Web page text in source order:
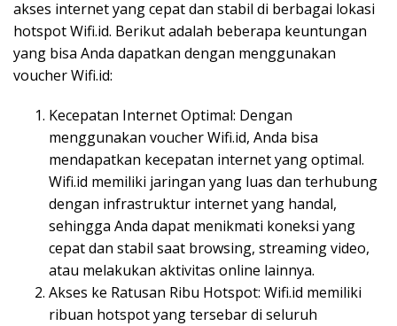
akses internet yang cepat dan stabil di berbagai lokasi
hotspot Wifi.id. Berikut adalah beberapa keuntungan
yang bisa Anda dapatkan dengan menggunakan
voucher Wifi.id:
Kecepatan Internet Optimal: Dengan
menggunakan voucher Wifi.id, Anda bisa
mendapatkan kecepatan internet yang optimal.
Wifi.id memiliki jaringan yang luas dan terhubung
dengan infrastruktur internet yang handal,
sehingga Anda dapat menikmati koneksi yang
cepat dan stabil saat browsing, streaming video,
atau melakukan aktivitas online lainnya.
Akses ke Ratusan Ribu Hotspot: Wifi.id memiliki
ribuan hotspot yang tersebar di seluruh